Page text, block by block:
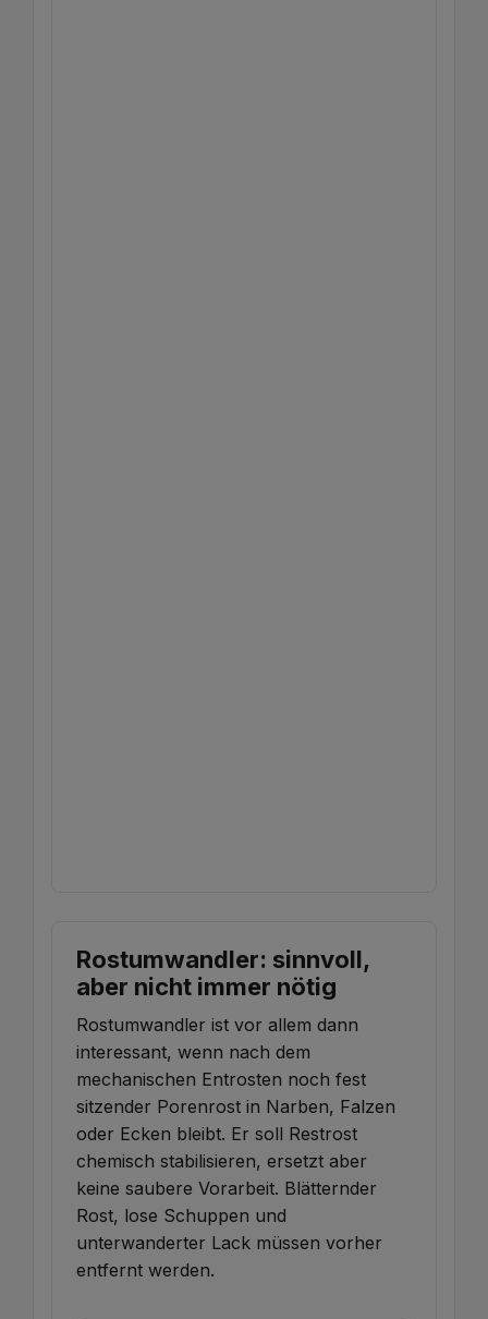
Rostumwandler: sinnvoll,
aber nicht immer nötig
Rostumwandler ist vor allem dann
interessant, wenn nach dem
mechanischen Entrosten noch fest
sitzender Porenrost in Narben, Falzen
oder Ecken bleibt. Er soll Restrost
chemisch stabilisieren, ersetzt aber
keine saubere Vorarbeit. Blätternder
Rost, lose Schuppen und
unterwanderter Lack müssen vorher
entfernt werden.